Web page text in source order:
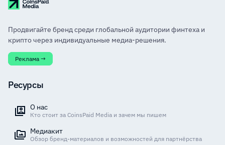
Продвигайте бренд среди глобальной аудитории финтеха и
крипто через индивидуальные медиа-решения.
Реклама →
Ресурсы
О нас
Кто стоит за CoinsPaid Media и зачем мы пишем
Медиакит
Обзор бренд-материалов и возможностей для партнёрства